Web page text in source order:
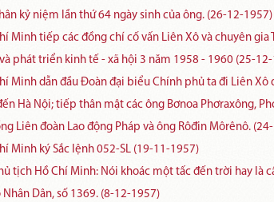
kỷ niệm lần thứ 64 ngày sinh của ông. (26-12-1957)
Minh tiếp các đồng chí cố vấn Liên Xô và chuyên gia
phát triển kinh tế - xã hội 3 năm 1958 - 1960 (25-
Minh dẫn đầu Đoàn đại biểu Chính phủ ta đi Liên Xô
Hà Nội; tiếp thân mật các ông Bơnoa Phơraxông,
Liên đoàn Lao động Pháp và ông Rôđin Môrênô.
Minh ký Sắc lệnh 052-SL (19-11-1957)
tịch Hồ Chí Minh: Nói khoác một tấc đến trời hay là
Nhân Dân, số 1369. (8-12-1957)